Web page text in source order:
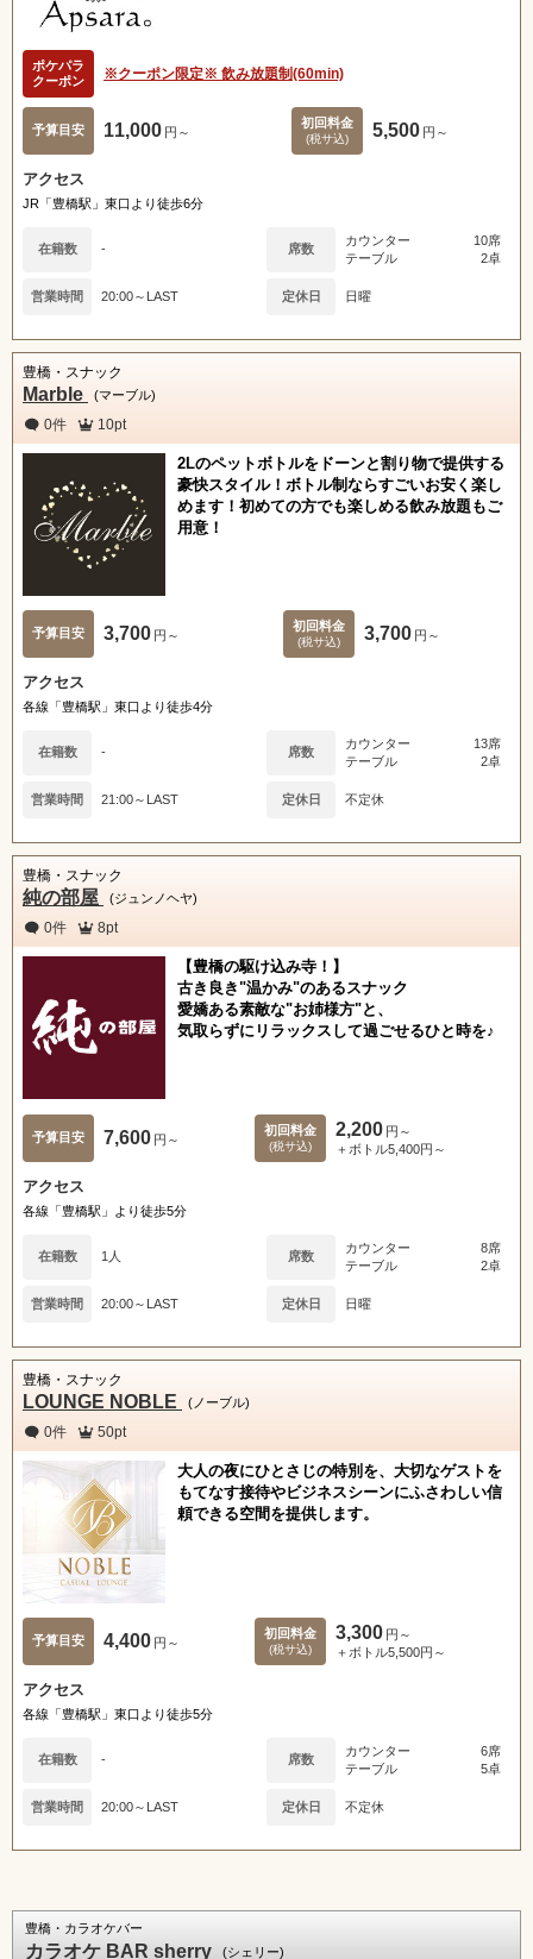
ポケパラ
クーポン
※クーポン限定※ 飲み放題制(60min)
予算目安 11,000 円～
初回料金
(税サ込) 5,500 円～
アクセス
JR「豊橋駅」東口より徒歩6分
在籍数 - 席数
カウンター
10席
テーブル
2卓
営業時間 20:00～LAST 定休日 日曜
豊橋・スナック
Marble (マーブル)
0件 10pt
2Lのペットボトルをドーンと割り物で提供する
豪快スタイル！ボトル制ならすごいお安く楽し
めます！初めての方でも楽しめる飲み放題もご
用意！
予算目安 3,700 円～
初回料金
(税サ込) 3,700 円～
アクセス
各線「豊橋駅」東口より徒歩4分
在籍数 - 席数
カウンター
13席
テーブル
2卓
営業時間 21:00～LAST 定休日 不定休
豊橋・スナック
純の部屋 (ジュンノヘヤ)
0件 8pt
【豊橋の駆け込み寺！】
古き良き"温かみ"のあるスナック
愛嬌ある素敵な"お姉様方"と、
気取らずにリラックスして過ごせるひと時を♪
予算目安 7,600 円～
初回料金
(税サ込)
2,200 円～
＋ボトル5,400円～
アクセス
各線「豊橋駅」より徒歩5分
在籍数 1人 席数
カウンター
8席
テーブル
2卓
営業時間 20:00～LAST 定休日 日曜
豊橋・スナック
LOUNGE NOBLE (ノーブル)
0件 50pt
大人の夜にひとさじの特別を、大切なゲストを
もてなす接待やビジネスシーンにふさわしい信
頼できる空間を提供します。
予算目安 4,400 円～
初回料金
(税サ込)
3,300 円～
＋ボトル5,500円～
アクセス
各線「豊橋駅」東口より徒歩5分
在籍数 - 席数
カウンター
6席
テーブル
5卓
営業時間 20:00～LAST 定休日 不定休
豊橋・カラオケバー
カラオケ BAR sherry (シェリー)